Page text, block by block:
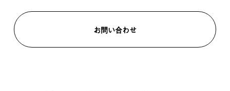
お問い合わせ